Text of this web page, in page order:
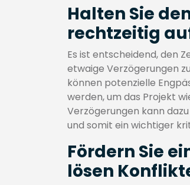
Halten Sie
rechtzeitig
Es ist entscheidend, den
etwaige Verzögerungen
können potenzielle
werden, um das Projekt
Verzögerungen kann
und somit ein wichtiger
Fördern Sie
lösen